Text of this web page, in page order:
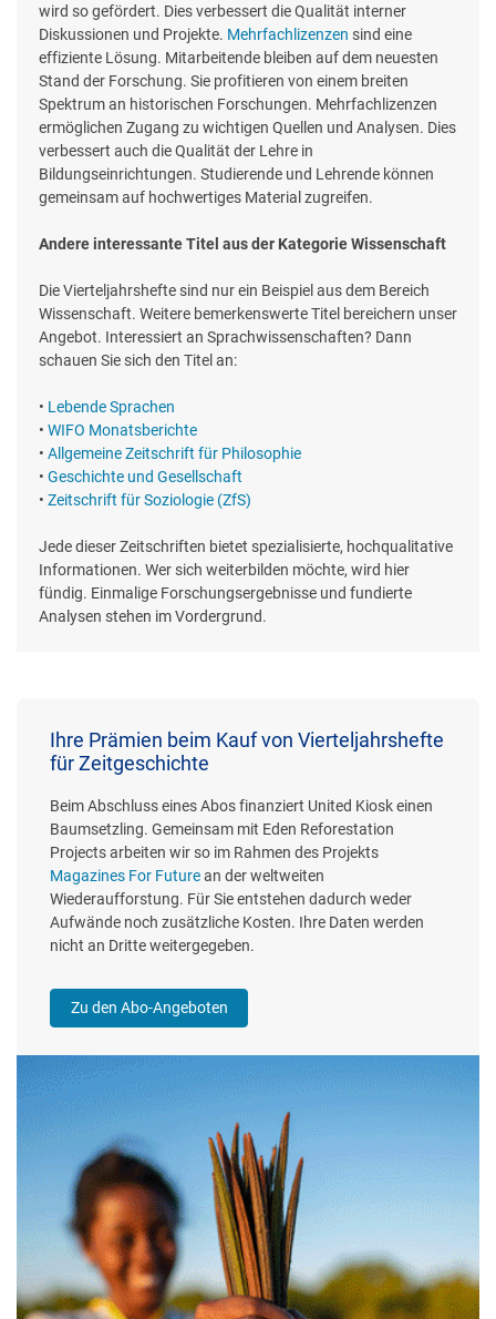
wird so gefördert. Dies verbessert die Qualität interner
Diskussionen und Projekte. Mehrfachlizenzen sind eine
effiziente Lösung. Mitarbeitende bleiben auf dem neuesten
Stand der Forschung. Sie profitieren von einem breiten
Spektrum an historischen Forschungen. Mehrfachlizenzen
ermöglichen Zugang zu wichtigen Quellen und Analysen. Dies
verbessert auch die Qualität der Lehre in
Bildungseinrichtungen. Studierende und Lehrende können
gemeinsam auf hochwertiges Material zugreifen.
Andere interessante Titel aus der Kategorie Wissenschaft
Die Vierteljahrshefte sind nur ein Beispiel aus dem Bereich
Wissenschaft. Weitere bemerkenswerte Titel bereichern unser
Angebot. Interessiert an Sprachwissenschaften? Dann
schauen Sie sich den Titel an:
• Lebende Sprachen
• WIFO Monatsberichte
• Allgemeine Zeitschrift für Philosophie
• Geschichte und Gesellschaft
• Zeitschrift für Soziologie (ZfS)
Jede dieser Zeitschriften bietet spezialisierte, hochqualitative
Informationen. Wer sich weiterbilden möchte, wird hier
fündig. Einmalige Forschungsergebnisse und fundierte
Analysen stehen im Vordergrund.
Ihre Prämien beim Kauf von Vierteljahrshefte
für Zeitgeschichte
Beim Abschluss eines Abos finanziert United Kiosk einen
Baumsetzling. Gemeinsam mit Eden Reforestation
Projects arbeiten wir so im Rahmen des Projekts
Magazines For Futurean der weltweiten
Wiederaufforstung. Für Sie entstehen dadurch weder
Aufwände noch zusätzliche Kosten. Ihre Daten werden
nicht an Dritte weitergegeben.
Zu den Abo-Angeboten